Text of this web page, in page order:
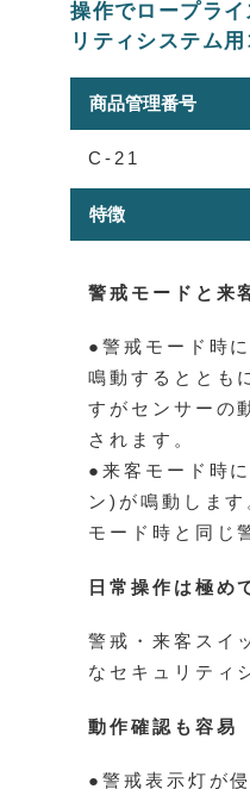
操作でロープラ
リティシステム
商品管理番号
C-21
特徴
警戒モードと来
●警戒モード時
鳴動するととも
すがセンサーの
されます。
●来客モード時
ン)が鳴動しま
モード時と同じ
日常操作は極め
警戒・来客スイ
なセキュリティ
動作確認も容易
●警戒表示灯が